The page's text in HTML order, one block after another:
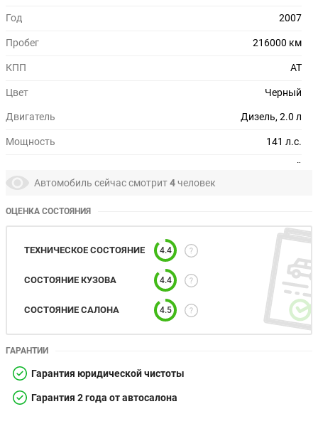
Год 2007
Пробег 216000 км
КПП AT
Цвет Черный
Двигатель Дизель, 2.0 л
Мощность 141 л.с.
Полный
Состояние
Технические характеристики KGM | Ssangyong Kyron
Автомобиль сейчас смотрит4человек
ОЦЕНКА СОСТОЯНИЯ
ТЕХНИЧЕСКОЕ СОСТОЯНИЕ 4.4
СОСТОЯНИЕ КУЗОВА 4.4
СОСТОЯНИЕ САЛОНА 4.5
ГАРАНТИИ
Гарантия юридической чистоты
Гарантия 2 года от автосалона